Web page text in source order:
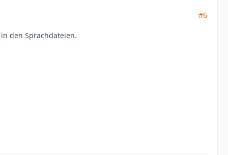
#6
den Sprachdateien.